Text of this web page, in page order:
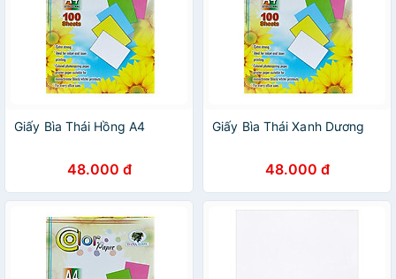
Giấy Bìa Thái Hồng A4
48.000 đ
Giấy Bìa Thái Xanh Dương
48.000 đ